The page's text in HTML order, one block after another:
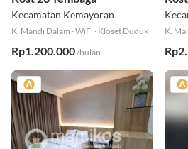
Kecamatan Kemayoran
K. Mandi Dalam ·WiFi · Kloset Duduk
Rp1.200.000/bulan
K.